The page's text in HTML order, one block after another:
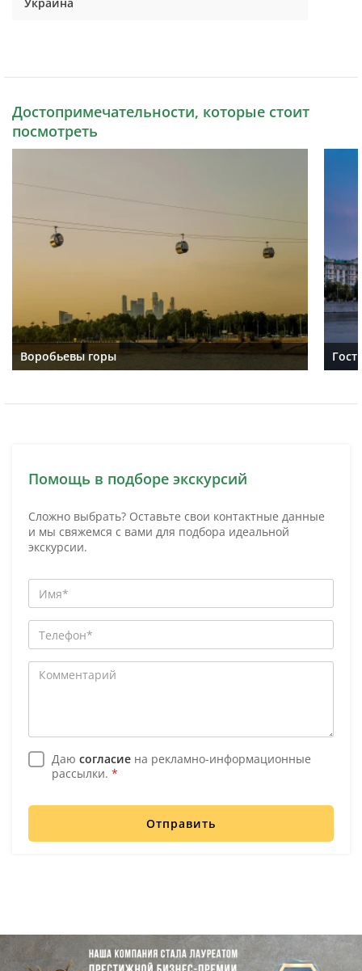
Достопримечательности, которые стоит
посмотреть
Воробьевы горы
Помощь в подборе экскурсий
Сложно выбрать? Оставьте свои контактные данные
и мы свяжемся с вами для подбора идеальной
экскурсии.
Даю согласие на рекламно-информационные
рассылки. *
Отправить